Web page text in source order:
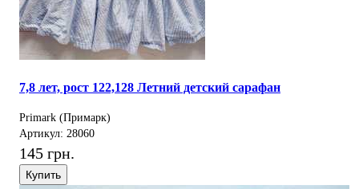
7,8 лет, рост 122,128 Летний детский сарафан
Primark (Примарк)
Артикул: 28060
145 грн.
Купить